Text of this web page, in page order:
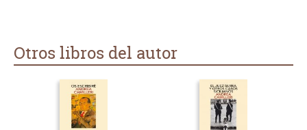
Otros libros del autor